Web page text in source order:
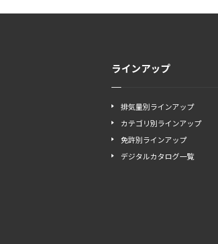
ラインアップ
排気量別ラインアップ
カテゴリ別ラインアップ
免許別ラインアップ
デジタルカタログ一覧